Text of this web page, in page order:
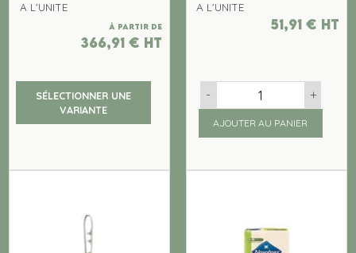
A L'UNITE
À partir de
366,91 € ht
SÉLECTIONNER UNE
VARIANTE
A L'UNITE
51,91 € ht
- +
AJOUTER AU PANIER